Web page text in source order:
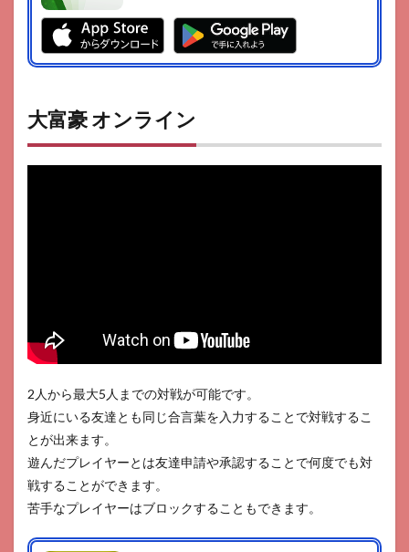
大富豪 オンライン
2人から最大5人までの対戦が可能です。
身近にいる友達とも同じ合言葉を入力することで対戦するこ
とが出来ます。
遊んだプレイヤーとは友達申請や承認することで何度でも対
戦することができます。
苦手なプレイヤーはブロックすることもできます。